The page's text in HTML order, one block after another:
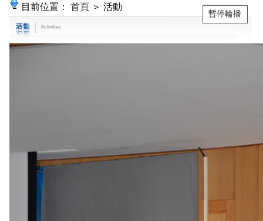
目前位置： 首頁 ＞ 活動
暫停輪播